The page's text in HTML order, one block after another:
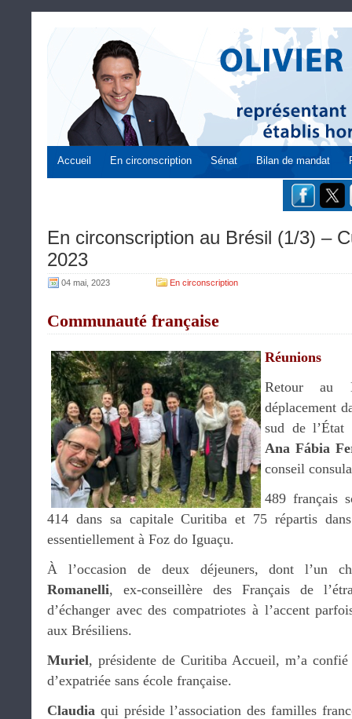
Accueil En circonscription Sénat Bilan de mandat
En circonscription au Brésil (1/3) –
2023
04 mai, 2023 En circonscription
Communauté française
Réunions
Retour au
déplacement
sud de l’État
Ana Fábia
conseil
489 français
414 dans sa capitale Curitiba et 75 répartis
essentiellement à Foz do Iguaçu.
À l’occasion de deux déjeuners, dont l’un
Romanelli, ex-conseillère des Français de
d’échanger avec des compatriotes à l’accent
aux Brésiliens.
Muriel, présidente de Curitiba Accueil, m’a
d’expatriée sans école française.
Claudia qui préside l’association des familles